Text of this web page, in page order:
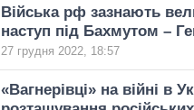
Війська рф зазнають
наступ під Бахмутом –
27 грудня 2022, 18:57
«Вагнерівці» на війні в